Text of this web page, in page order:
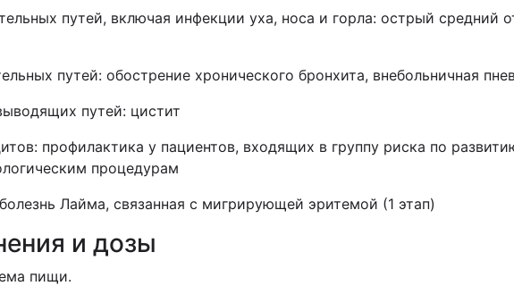
путей, включая инфекции уха, носа и горла: острый средний
путей: обострение хронического бронхита, внебольничная
путей: цистит
профилактика у пациентов, входящих в группу риска по
процедурам
Лайма, связанная с мигрирующей эритемой (1 этап)
и дозы
пищи.